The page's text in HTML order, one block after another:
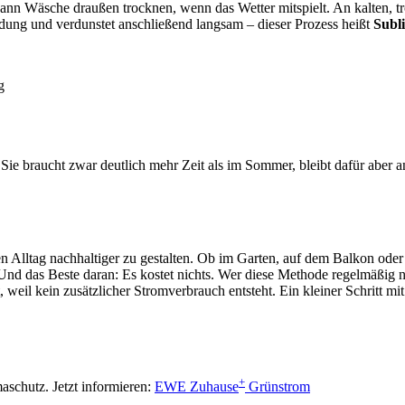
Wäsche draußen trocknen, wenn das Wetter mitspielt. An kalten,
und verdunstet anschließend langsam – dieser Prozess heißt
braucht zwar deutlich mehr Zeit als im Sommer, bleibt dafür aber
nachhaltiger zu gestalten. Ob im Garten, auf dem Balkon
das Beste daran: Es kostet nichts. Wer diese Methode
kein zusätzlicher Stromverbrauch entsteht. Ein kleiner Schritt
Jetzt informieren: EWE Zuhause+ Grünstrom